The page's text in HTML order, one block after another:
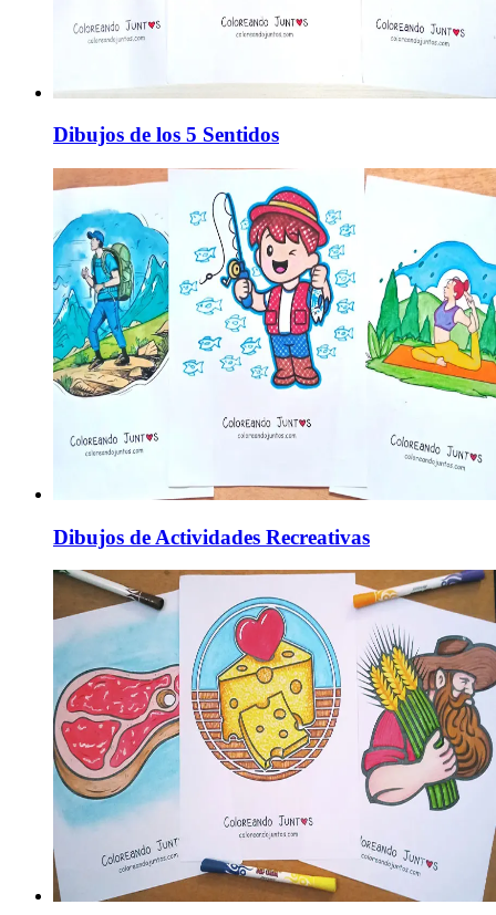
Dibujos de los 5 Sentidos
Dibujos de Actividades Recreativas